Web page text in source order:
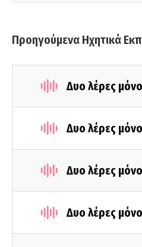
Προηγούμενα Ηχητικά
Δυο λέρες
Δυο λέρες
Δυο λέρες
Δυο λέρες